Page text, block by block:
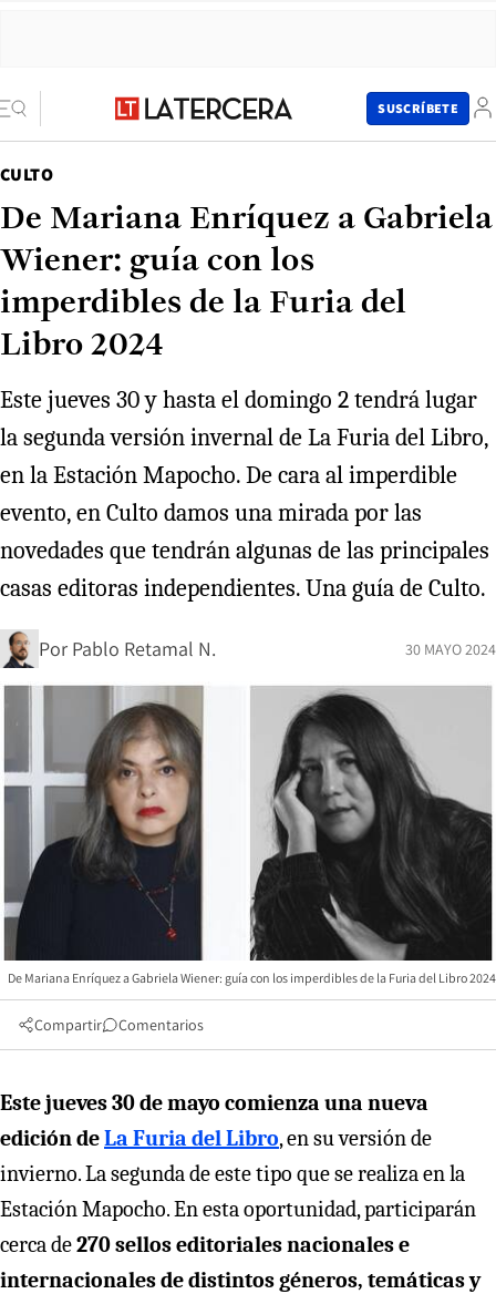
SUSCRÍBETE
CULTO
De Mariana Enríquez a Gabriela
Wiener: guía con los
imperdibles de la Furia del
Libro 2024
Este jueves 30 y hasta el domingo 2 tendrá lugar
la segunda versión invernal de La Furia del Libro,
en la Estación Mapocho. De cara al imperdible
evento, en Culto damos una mirada por las
novedades que tendrán algunas de las principales
casas editoras independientes. Una guía de Culto.
Por Pablo Retamal N. 30 MAYO 2024
De Mariana Enríquez a Gabriela Wiener: guía con los imperdibles de la Furia del Libro 2024
Compartir Comentarios
Este jueves 30 de mayo comienza una nueva
edición deLa Furia del Libro, en su versión de
invierno. La segunda de este tipo que se realiza en la
Estación Mapocho. En esta oportunidad, participarán
cerca de270 sellos editoriales nacionales e
internacionales de distintos géneros, temáticas y